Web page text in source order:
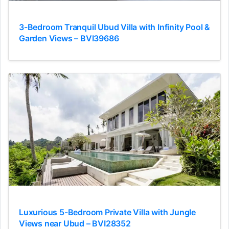
3-Bedroom Tranquil Ubud Villa with Infinity Pool &
Garden Views – BVI39686
Luxurious 5-Bedroom Private Villa with Jungle
Views near Ubud – BVI28352